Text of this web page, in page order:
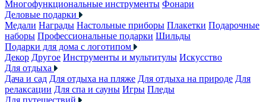
Многофункциональные инструменты Фонари
Деловые подарки
Медали Награды Настольные приборы Плакетки Подарочные
наборы Профессиональные подарки Шильды
Подарки для дома с логотипом
Декор Другое Инструменты и мультитулы Искусство
Для отдыха
Дача и сад Для отдыха на пляже Для отдыха на природе Для
релаксации Для спа и сауны Игры Пледы
Для путешествий